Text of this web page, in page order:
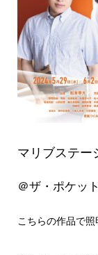
マリブステー
＠ザ・ポケット
こちらの作品で